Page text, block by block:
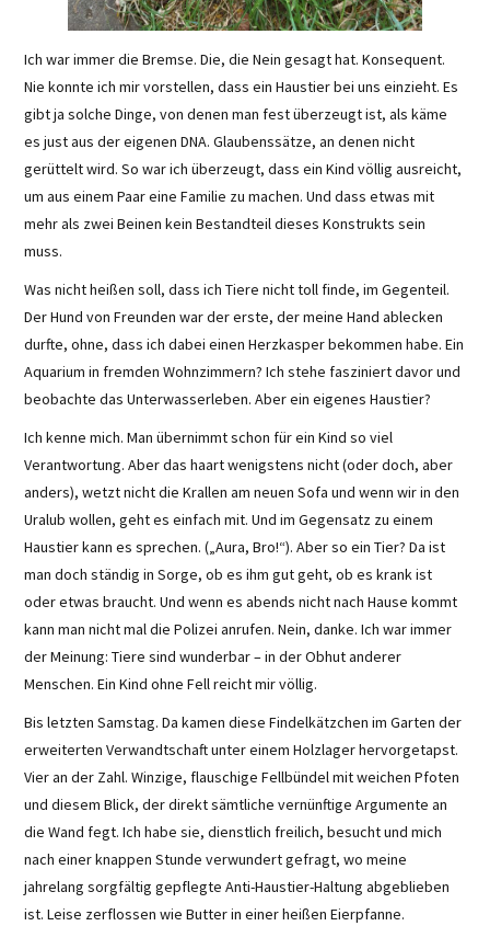
Ich war immer die Bremse. Die, die Nein gesagt hat. Konsequent.
Nie konnte ich mir vorstellen, dass ein Haustier bei uns einzieht. Es
gibt ja solche Dinge, von denen man fest überzeugt ist, als käme
es just aus der eigenen DNA. Glaubenssätze, an denen nicht
gerüttelt wird. So war ich überzeugt, dass ein Kind völlig ausreicht,
um aus einem Paar eine Familie zu machen. Und dass etwas mit
mehr als zwei Beinen kein Bestandteil dieses Konstrukts sein
muss.
Was nicht heißen soll, dass ich Tiere nicht toll finde, im Gegenteil.
Der Hund von Freunden war der erste, der meine Hand ablecken
durfte, ohne, dass ich dabei einen Herzkasper bekommen habe. Ein
Aquarium in fremden Wohnzimmern? Ich stehe fasziniert davor und
beobachte das Unterwasserleben. Aber ein eigenes Haustier?
Ich kenne mich. Man übernimmt schon für ein Kind so viel
Verantwortung. Aber das haart wenigstens nicht (oder doch, aber
anders), wetzt nicht die Krallen am neuen Sofa und wenn wir in den
Uralub wollen, geht es einfach mit. Und im Gegensatz zu einem
Haustier kann es sprechen. („Aura, Bro!“). Aber so ein Tier? Da ist
man doch ständig in Sorge, ob es ihm gut geht, ob es krank ist
oder etwas braucht. Und wenn es abends nicht nach Hause kommt
kann man nicht mal die Polizei anrufen. Nein, danke. Ich war immer
der Meinung: Tiere sind wunderbar – in der Obhut anderer
Menschen. Ein Kind ohne Fell reicht mir völlig.
Bis letzten Samstag. Da kamen diese Findelkätzchen im Garten der
erweiterten Verwandtschaft unter einem Holzlager hervorgetapst.
Vier an der Zahl. Winzige, flauschige Fellbündel mit weichen Pfoten
und diesem Blick, der direkt sämtliche vernünftige Argumente an
die Wand fegt. Ich habe sie, dienstlich freilich, besucht und mich
nach einer knappen Stunde verwundert gefragt, wo meine
jahrelang sorgfältig gepflegte Anti-Haustier-Haltung abgeblieben
ist. Leise zerflossen wie Butter in einer heißen Eierpfanne.